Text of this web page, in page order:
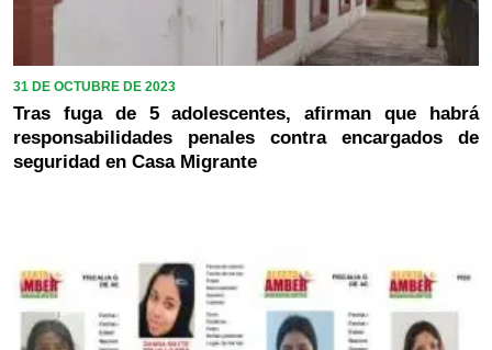
31 DE OCTUBRE DE 2023
Tras fuga de 5 adolescentes, afirman que habrá
responsabilidades penales contra encargados de
seguridad en Casa Migrante